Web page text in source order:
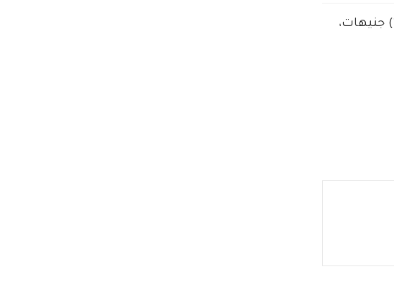
أعلن بنك السودان المركزي سحب الفئات النقدية من فئة (1) جنيه، و(2) جنيه، و(5) جنيهات، و(10) جنيهات،